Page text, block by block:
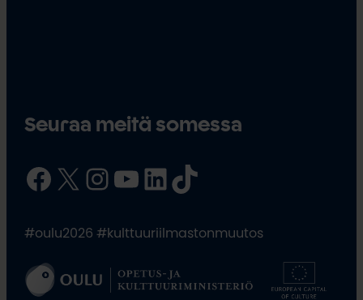
Seuraa meitä somessa
Facebook X InstagramYouTube LinkedIn TikTok
#oulu2026 #kulttuuriilmastonmuutos